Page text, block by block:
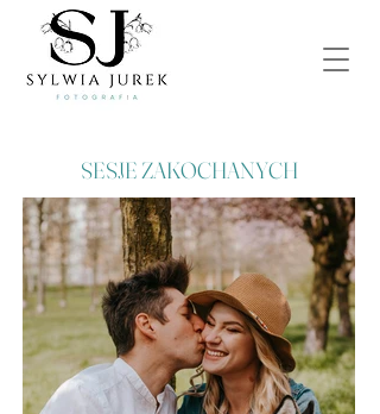
SESJE ZAKOCHANYCH